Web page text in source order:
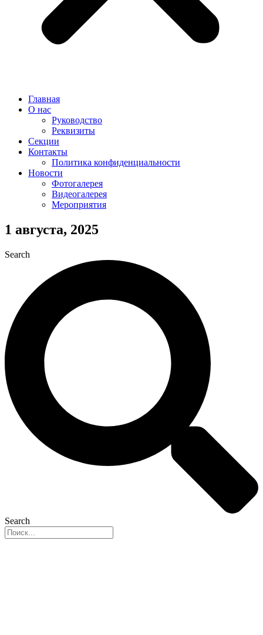
Главная
О нас
Руководство
Реквизиты
Секции
Контакты
Политика конфиденциальности
Новости
Фотогалерея
Видеогалерея
Мероприятия
1 августа, 2025
Search
Search